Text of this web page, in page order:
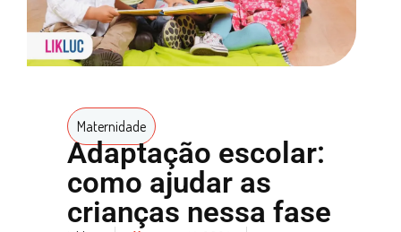
Maternidade
Adaptação escolar:
como ajudar as
crianças nessa fase